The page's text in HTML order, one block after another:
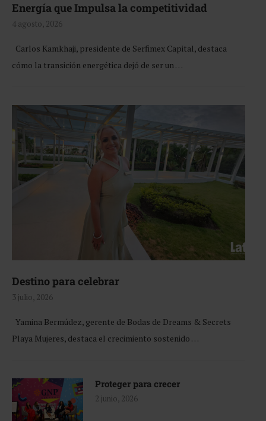
Energía que Impulsa la competitividad
4 agosto, 2026
Carlos Kamkhaji, presidente de Serfimex Capital, destaca
cómo la transición energética dejó de ser un …
Destino para celebrar
3 julio, 2026
Yamina Bermúdez, gerente de Bodas de Dreams & Secrets
Playa Mujeres, destaca el crecimiento sostenido …
Proteger para crecer
2 junio, 2026